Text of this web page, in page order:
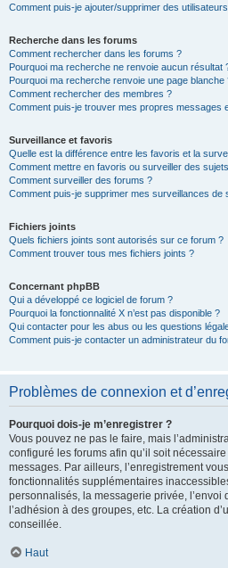
Comment puis-je ajouter/supprimer des
Recherche dans les forums
Comment rechercher dans les forums ?
Pourquoi ma recherche ne renvoie aucun résultat
Pourquoi ma recherche renvoie une page blanche
Comment rechercher des membres ?
Comment puis-je trouver mes propres messages
Surveillance et favoris
Quelle est la différence entre les favoris et la
Comment mettre en favoris ou surveiller des
Comment surveiller des forums ?
Comment puis-je supprimer mes surveillances de
Fichiers joints
Quels fichiers joints sont autorisés sur ce forum ?
Comment trouver tous mes fichiers joints ?
Concernant phpBB
Qui a développé ce logiciel de forum ?
Pourquoi la fonctionnalité X n’est pas disponible ?
Qui contacter pour les abus ou les questions
Comment puis-je contacter un administrateur du
Problèmes de connexion et
Pourquoi dois-je m’enregistrer ?
Vous pouvez ne pas le faire, mais
configuré les forums afin qu’il soit
messages. Par ailleurs, l’enregistrement
fonctionnalités supplémentaires
personnalisés, la messagerie privée, l’envoi
l’adhésion à des groupes, etc. La création
conseillée.
Haut